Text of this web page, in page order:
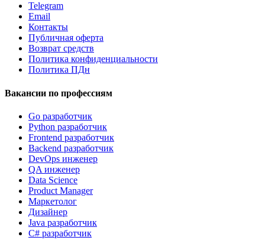
Telegram
Email
Контакты
Публичная оферта
Возврат средств
Политика конфиденциальности
Политика ПДн
Вакансии по профессиям
Go разработчик
Python разработчик
Frontend разработчик
Backend разработчик
DevOps инженер
QA инженер
Data Science
Product Manager
Маркетолог
Дизайнер
Java разработчик
C# разработчик